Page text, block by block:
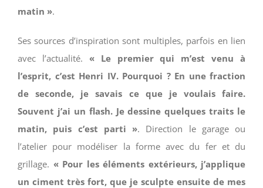
matin ».
Ses sources d’inspiration sont multiples, parfois en lien
avec l’actualité. « Le premier qui m’est venu à
l’esprit, c’est Henri IV. Pourquoi ? En une fraction
de seconde, je savais ce que je voulais faire.
Souvent j’ai un flash. Je dessine quelques traits le
matin, puis c’est parti ». Direction le garage ou
l’atelier pour modéliser la forme avec du fer et du
grillage. « Pour les éléments extérieurs, j’applique
un ciment très fort, que je sculpte ensuite de mes